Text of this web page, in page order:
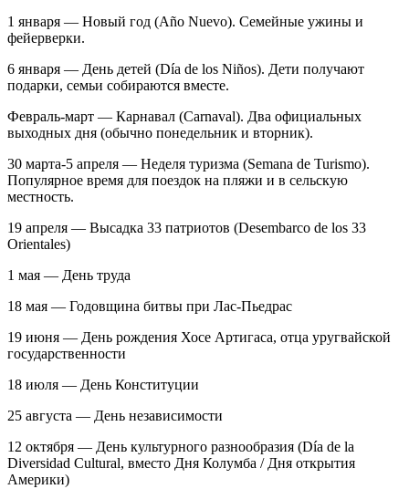
1 января — Новый год (Año Nuevo). Семейные ужины и
фейерверки.
6 января — День детей (Día de los Niños). Дети получают
подарки, семьи собираются вместе.
Февраль-март — Карнавал (Carnaval). Два официальных
выходных дня (обычно понедельник и вторник).
30 марта-5 апреля — Неделя туризма (Semana de Turismo).
Популярное время для поездок на пляжи и в сельскую
местность.
19 апреля — Высадка 33 патриотов (Desembarco de los 33
Orientales)
1 мая — День труда
18 мая — Годовщина битвы при Лас-Пьедрас
19 июня — День рождения Хосе Артигаса, отца уругвайской
государственности
18 июля — День Конституции
25 августа — День независимости
12 октября — День культурного разнообразия (Día de la
Diversidad Cultural, вместо Дня Колумба / Дня открытия
Америки)